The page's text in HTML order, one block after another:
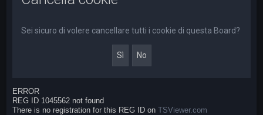
Sei sicuro di volere cancellare tutti i cookie di questa Board?
ERROR
REG ID 1045562 not found
There is no registration for this REG ID onTSViewer.com